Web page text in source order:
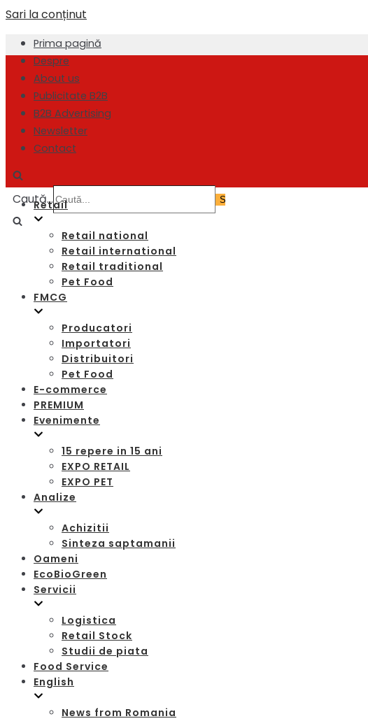
Sari la conținut
Prima pagină
Despre
About us
Publicitate B2B
B2B Advertising
Newsletter
Contact
Caută...
Retail
Retail national
Retail international
Retail traditional
Pet Food
FMCG
Producatori
Importatori
Distribuitori
Pet Food
E-commerce
PREMIUM
Evenimente
15 repere in 15 ani
EXPO RETAIL
EXPO PET
Analize
Achizitii
Sinteza saptamanii
Oameni
EcoBioGreen
Servicii
Logistica
Retail Stock
Studii de piata
Food Service
English
News from Romania